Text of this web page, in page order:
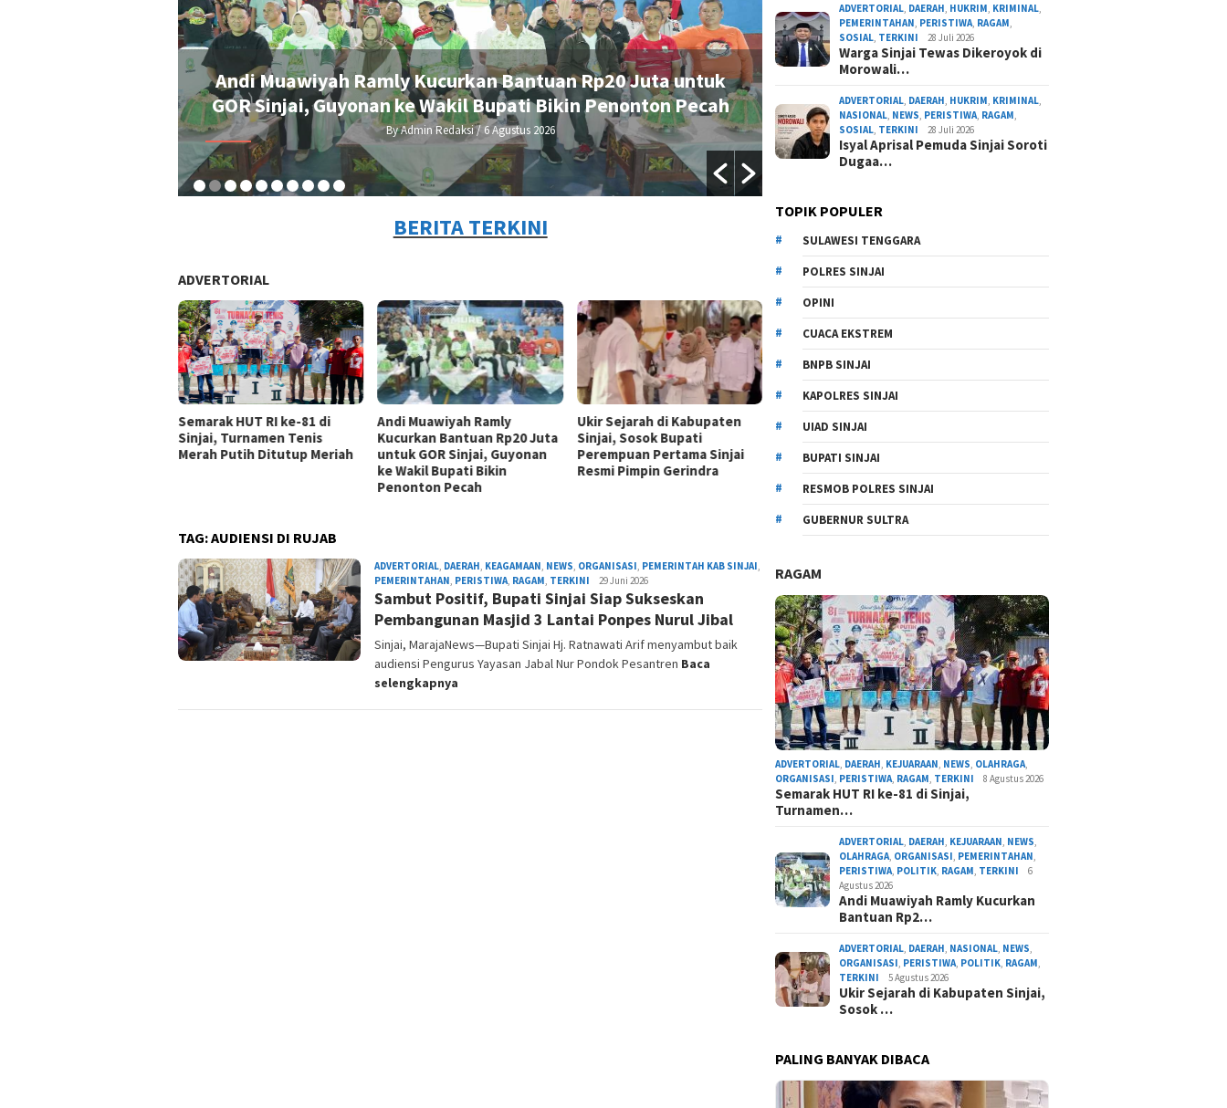
Andi Muawiyah Ramly Kucurkan Bantuan Rp20 Juta untuk
GOR Sinjai, Guyonan ke Wakil Bupati Bikin Penonton Pecah
By Admin Redaksi/ 6 Agustus 2026
Ukir Sejarah di Kabupaten Sinjai, Sosok Bupati
Pertama Sinjai Resmi Pimpin Gerindra
By Admin Redaksi
BERITA TERKINI
ADVERTORIAL
Semarak HUT RI ke-81 di
Sinjai, Turnamen Tenis
Merah Putih Ditutup Meriah
Andi Muawiyah Ramly
Kucurkan Bantuan Rp20 Juta
untuk GOR Sinjai, Guyonan
ke Wakil Bupati Bikin
Penonton Pecah
Ukir Sejarah di Kabupaten
Sinjai, Sosok Bupati
Perempuan Pertama Sinjai
Resmi Pimpin Gerindra
TAG:AUDIENSI DI RUJAB
ADVERTORIAL, DAERAH, KEAGAMAAN, NEWS, ORGANISASI, PEMERINTAH KAB SINJAI,
PEMERINTAHAN, PERISTIWA, RAGAM, TERKINI Admin
Redaksi
29 Juni 2026
Sambut Positif, Bupati Sinjai Siap Sukseskan
Pembangunan Masjid 3 Lantai Ponpes Nurul Jibal
Sinjai, MarajaNews—Bupati Sinjai Hj. Ratnawati Arif menyambut baik
audiensi Pengurus Yayasan Jabal Nur Pondok Pesantren Baca
selengkapnya
ADVERTORIAL, DAERAH, HUKRIM, KRIMINAL,
PEMERINTAHAN, PERISTIWA, RAGAM,
SOSIAL, TERKINI 28 Juli 2026
Warga Sinjai Tewas Dikeroyok di
Morowali…
ADVERTORIAL, DAERAH, HUKRIM, KRIMINAL,
NASIONAL, NEWS, PERISTIWA, RAGAM,
SOSIAL, TERKINI 28 Juli 2026
Isyal Aprisal Pemuda Sinjai Soroti
Dugaa…
TOPIK POPULER
SULAWESI TENGGARA
POLRES SINJAI
OPINI
CUACA EKSTREM
BNPB SINJAI
KAPOLRES SINJAI
UIAD SINJAI
BUPATI SINJAI
RESMOB POLRES SINJAI
GUBERNUR SULTRA
RAGAM
ADVERTORIAL DAERAH KEJUARAAN NEWS OLAHRAGA
ORGANISASI PERISTIWA RAGAM TERKINI 8 Agustus 2026
Semarak HUT RI ke-81 di Sinjai,
Turnamen…
ADVERTORIAL DAERAH KEJUARAAN NEWS
OLAHRAGA ORGANISASI PEMERINTAHAN
PERISTIWA POLITIK RAGAM TERKINI
6
Agustus 2026
Andi Muawiyah Ramly Kucurkan
Bantuan Rp2…
ADVERTORIAL DAERAH NASIONAL NEWS
ORGANISASI PERISTIWA POLITIK RAGAM
TERKINI
5 Agustus 2026
Ukir Sejarah di Kabupaten Sinjai,
Sosok …
PALING BANYAK DIBACA